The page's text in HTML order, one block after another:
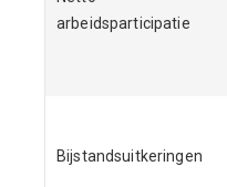
arbeidsparticipatie
Bijstandsuitkeringen